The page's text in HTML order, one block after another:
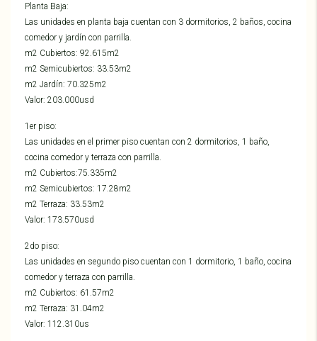
Planta Baja:
Las unidades en planta baja cuentan con 3 dormitorios, 2 baños, cocina
comedor y jardín con parrilla.
m2 Cubiertos: 92.615m2
m2 Semicubiertos: 33.53m2
m2 Jardín: 70.325m2
Valor: 203.000usd
1er piso:
Las unidades en el primer piso cuentan con 2 dormitorios, 1 baño,
cocina comedor y terraza con parrilla.
m2 Cubiertos:75.335m2
m2 Semicubiertos: 17.28m2
m2 Terraza: 33.53m2
Valor: 173.570usd
2do piso:
Las unidades en segundo piso cuentan con 1 dormitorio, 1 baño, cocina
comedor y terraza con parrilla.
m2 Cubiertos: 61.57m2
m2 Terraza: 31.04m2
Valor: 112.310us